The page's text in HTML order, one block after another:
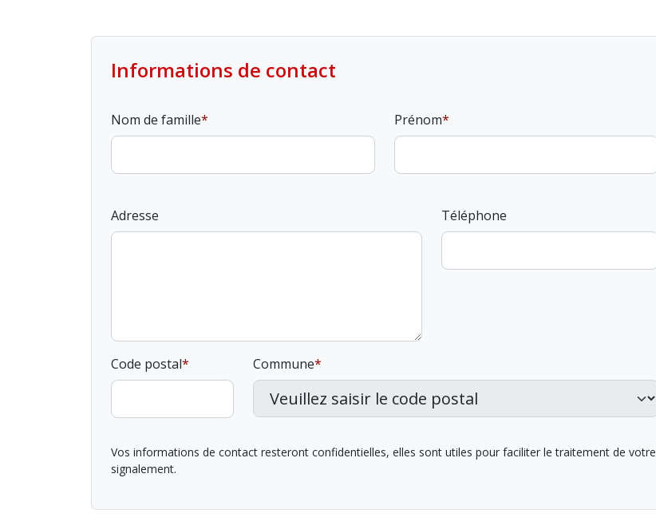
Informations de contact
Nom de famille Prénom
Adresse Téléphone
Code postal Commune
Vos informations de contact resteront confidentielles, elles sont utiles pour faciliter le traitement de votre
signalement.